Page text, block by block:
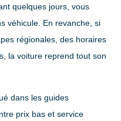
quelques jours, vous
véhicule. En revanche, si
régionales, des horaires
la voiture reprend tout son
dans les guides
prix bas etservice